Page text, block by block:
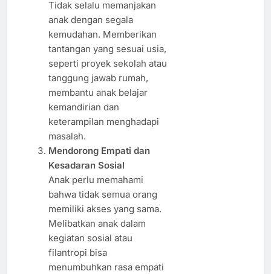
Tidak selalu memanjakan
anak dengan segala
kemudahan. Memberikan
tantangan yang sesuai usia,
seperti proyek sekolah atau
tanggung jawab rumah,
membantu anak belajar
kemandirian dan
keterampilan menghadapi
masalah.
Mendorong Empati dan
Kesadaran Sosial
Anak perlu memahami
bahwa tidak semua orang
memiliki akses yang sama.
Melibatkan anak dalam
kegiatan sosial atau
filantropi bisa
menumbuhkan rasa empati